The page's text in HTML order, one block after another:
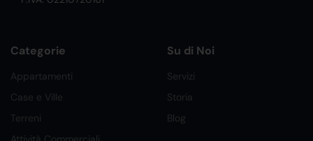
Categorie
Appartamenti
Case e Ville
Terreni
Su di Noi
Servizi
Storia
Blog